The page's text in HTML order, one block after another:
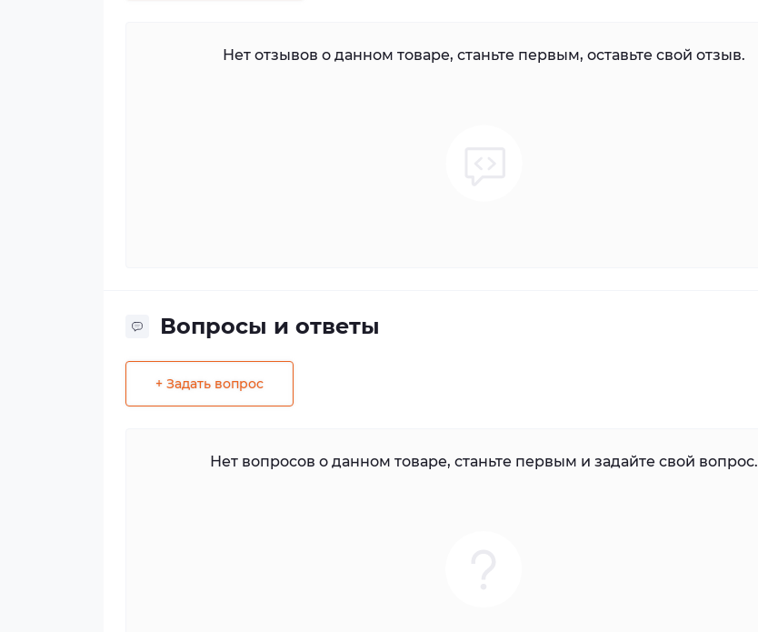
Нет отзывов о данном товаре, станьте первым, оставьте свой отзыв.
Вопросы и ответы
+ Задать вопрос
Нет вопросов о данном товаре, станьте первым и задайте свой вопрос.